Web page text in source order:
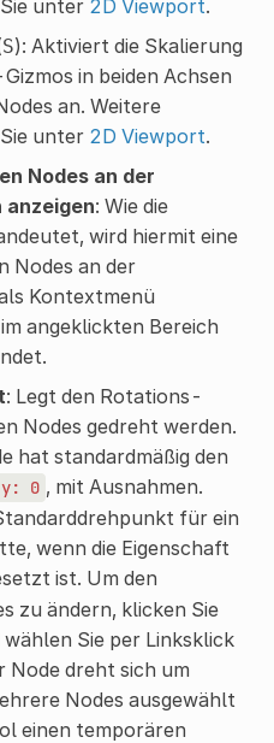
unter 2D Viewport.
S): Aktiviert die Skalierung
in beiden Achsen
an. Weitere
unter 2D Viewport.
Nodes an der
anzeigen: Wie die
wird hiermit eine
Nodes an der
Kontextmenü
angeklickten Bereich
: Legt den Rotations-
Nodes gedreht werden.
hat standardmäßig den
y: 0 , mit Ausnahmen.
für ein
wenn die Eigenschaft
ist. Um den
zu ändern, klicken Sie
Sie per Linksklick
Node dreht sich um
Nodes ausgewählt
einen temporären